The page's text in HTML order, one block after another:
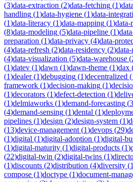
(3)data-extraction (2)data-fetching (1)
handling (1)data-hygiene (1)data-
(1)data-literacy (1)data-mapping (1)data-
(8)data-modeling (5)data-pipeline (1)
preparation (1)data-privacy (4)data-
(4)data-refresh (2)data-residency (2)
(4)data-visualization (5)data-warehouse (
(1)datev (1)dawn (1)dawn-theme (1)dax
(1)dealer(1)debugging (1)decentralized (
framework (1)decision-making (1)
(1)decorators (1)defect-detection (1)
(1)delmiaworks (1)demand-forecasting (3
(4)demand-sensing (1)dental (1)
pipelines (1)design (2)design-system (1)
(13)device-management (1)devops (29)
(1)digital (1)digital-adoption (1)digital-
(1)digital-maturity (1)digital-products (1)
(22)digital-twin (2)digital-twins (1)
(1)discounts (2)distribution (4)diversity (1
compose (1)doctype (1)document-